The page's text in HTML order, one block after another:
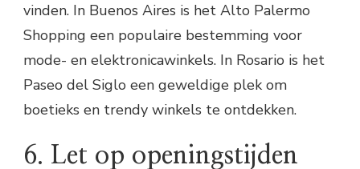
vinden. In Buenos Aires is het Alto Palermo
Shopping een populaire bestemming voor
mode- en elektronicawinkels. In Rosario is het
Paseo del Siglo een geweldige plek om
boetieks en trendy winkels te ontdekken.
6. Let op openingstijden